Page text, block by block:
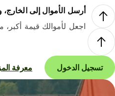
أرسل الأموال إلى الخارج،
اجعل لأموالك قيمة أكبر،
تسجيل الدخول معرفة